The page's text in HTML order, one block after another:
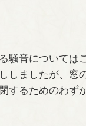
騒音については
しましたが、窓
するためのわず